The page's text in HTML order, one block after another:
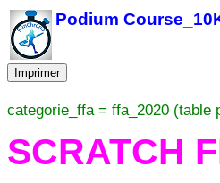
Podium
Imprimer
categorie_ffa = ffa_2020
SCRATCH